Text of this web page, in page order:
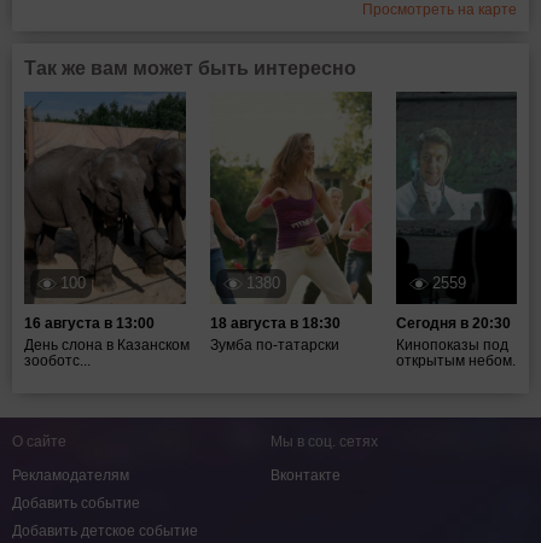
Просмотреть на карте
Так же вам может быть интересно
100
16 августа в 13:00
День слона в Казанском
зооботс...
1380
18 августа в 18:30
Зумба по-татарски
2559
Сегодня в 20:30
Кинопоказы под
открытым небом...
О сайте
Рекламодателям
Добавить событие
Добавить детское событие
Мы в соц. сетях
Вконтакте